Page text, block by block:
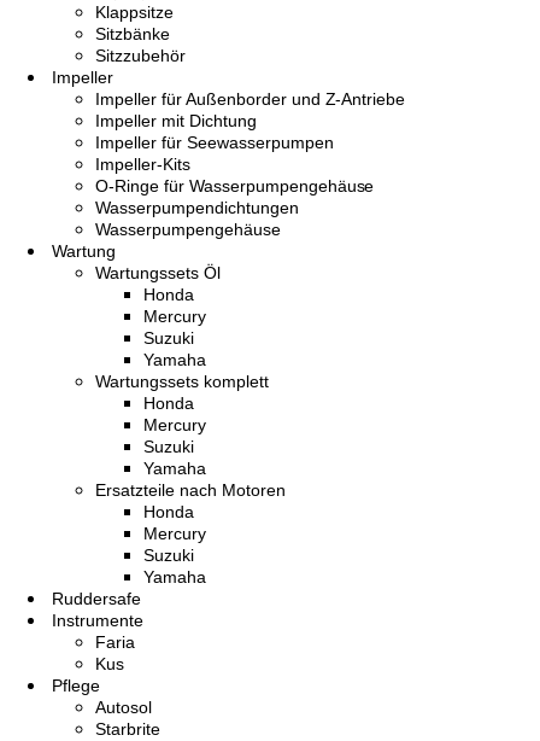
Klappsitze
Sitzbänke
Sitzzubehör
Impeller
Impeller für Außenborder und Z-Antriebe
Impeller mit Dichtung
Impeller für Seewasserpumpen
Impeller-Kits
O-Ringe für Wasserpumpengehäuse
Wasserpumpendichtungen
Wasserpumpengehäuse
Wartung
Wartungssets Öl
Honda
Mercury
Suzuki
Yamaha
Wartungssets komplett
Honda
Mercury
Suzuki
Yamaha
Ersatzteile nach Motoren
Honda
Mercury
Suzuki
Yamaha
Ruddersafe
Instrumente
Faria
Kus
Pflege
Autosol
Starbrite